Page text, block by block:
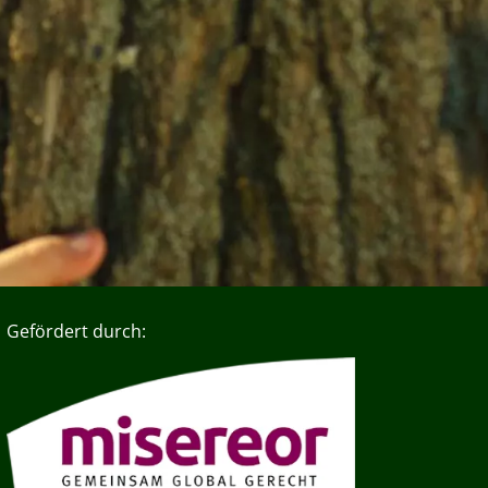
Gefördert durch: